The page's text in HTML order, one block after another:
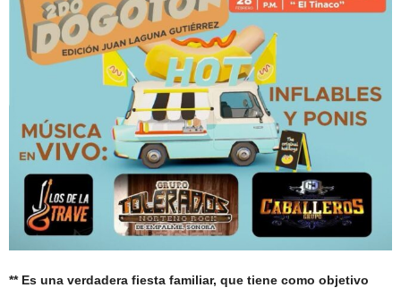
** Es una verdadera fiesta familiar, que tiene como objetivo